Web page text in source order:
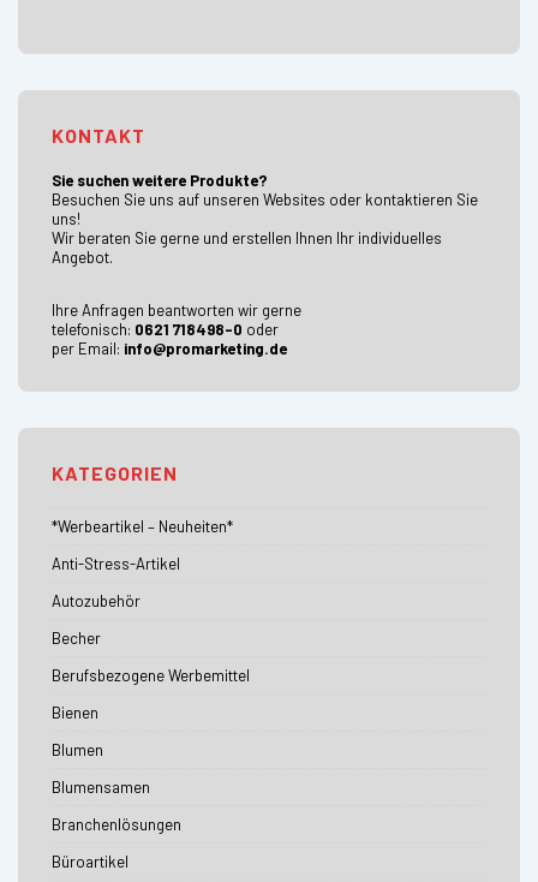
KONTAKT
Sie suchen weitere Produkte?
Besuchen Sie uns auf unseren Websites oder kontaktieren Sie
uns!
Wir beraten Sie gerne und erstellen Ihnen Ihr individuelles
Angebot.
Ihre Anfragen beantworten wir gerne
telefonisch: 0621 718498-0 oder
per Email: info@promarketing.de
KATEGORIEN
*Werbeartikel – Neuheiten*
Anti-Stress-Artikel
Autozubehör
Becher
Berufsbezogene Werbemittel
Bienen
Blumen
Blumensamen
Branchenlösungen
Büroartikel